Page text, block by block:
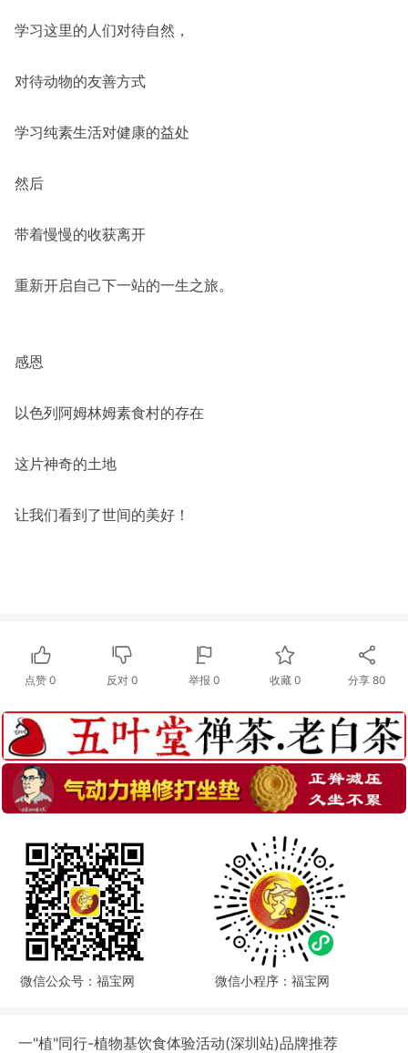
学习这里的人们对待自然，
对待动物的友善方式
学习纯素生活对健康的益处
然后
带着慢慢的收获离开
重新开启自己下一站的一生之旅。
感恩
以色列阿姆林姆素食村的存在
这片神奇的土地
让我们看到了世间的美好！
点赞0 反对 0 举报 0 收藏 0 分享80
微信公众号：福宝网 微信小程序：福宝网
一"植"同行-植物基饮食体验活动(深圳站)品牌推荐